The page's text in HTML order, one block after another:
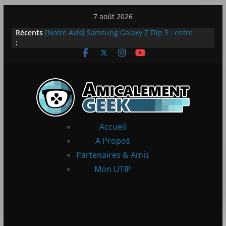
contenu
7 août 2026
Récents
:
[Notre Avis] Samsung Galaxy Z Flip 5 : entre
[PS5] New World Aeternum [Notre Avis]
LEGO dévoile la LEGO Technic McLaren P1
Accueil
A Propos
Partenaires & Amis
Mon UTIP